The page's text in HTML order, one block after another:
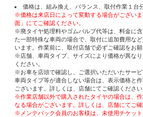
価格は、組み換え、バランス、取付作業１台
※価格は来店日によって変動する場合がござい
面」にてご確認ください。
※廃タイヤ処理料やゴムバルブ代等は、料金に
た一部特殊な車両の場合で、取付に追加費用な
います。作業前に、取付店舗で必ずご確認をお願
※店舗、車両タイプ、サイズにより価格が異な
ください。
※お車を店頭で確認し、ご選択いただいたサービ
車両タイプ等が適合しない場合は、表示価格と
ございます。詳しくは、店舗にてご確認ください
※作業店舗以外で購入されたタイヤの場合は、
なる場合がございます。詳しくは、店舗にてご確
※メンテパック会員のお客様は、未使用チケッ